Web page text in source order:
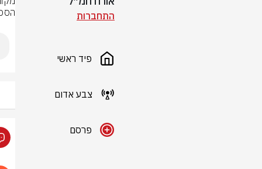
התחברות
פיד ראשי
צבע אדום
פרסם